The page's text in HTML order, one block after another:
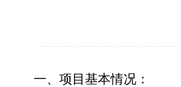
一、项目基本情况：